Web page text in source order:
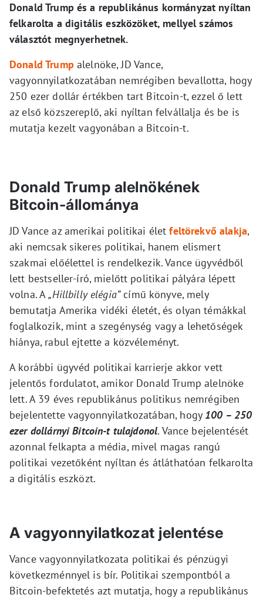
Donald Trump és a republikánus kormányzat nyíltan
felkarolta a digitális eszközöket, mellyel számos
választót megnyerhetnek.
Donald Trumpalelnöke, JD Vance,
vagyonnyilatkozatában nemrégiben bevallotta, hogy
250 ezer dollár értékben tart Bitcoin-t, ezzel ő lett
az első közszereplő, aki nyíltan felvállalja és be is
mutatja kezelt vagyonában a Bitcoin-t.
Donald Trump alelnökének
Bitcoin-állománya
JD Vance az amerikai politikai életfeltörekvő alakja,
aki nemcsak sikeres politikai, hanem elismert
szakmai előélettel is rendelkezik. Vance ügyvédből
lett bestseller-író, mielőtt politikai pályára lépett
volna. A„Hillbilly elégia”című könyve, mely
bemutatja Amerika vidéki életét, és olyan témákkal
foglalkozik, mint a szegénység vagy a lehetőségek
hiánya, rabul ejtette a közvéleményt.
A korábbi ügyvéd politikai karrierje akkor vett
jelentős fordulatot, amikor Donald Trump alelnöke
lett. A 39 éves republikánus politikus nemrégiben
bejelentette vagyonnyilatkozatában, hogy 100 – 250
ezer dollárnyi Bitcoin-t tulajdonol. Vance bejelentését
azonnal felkapta a média, mivel magas rangú
politikai vezetőként nyíltan és átláthatóan felkarolta
a digitális eszközt.
A vagyonnyilatkozat jelentése
Vance vagyonnyilatkozata politikai és pénzügyi
következménnyel is bír. Politikai szempontból a
Bitcoin-befektetés azt mutatja, hogy a republikánus